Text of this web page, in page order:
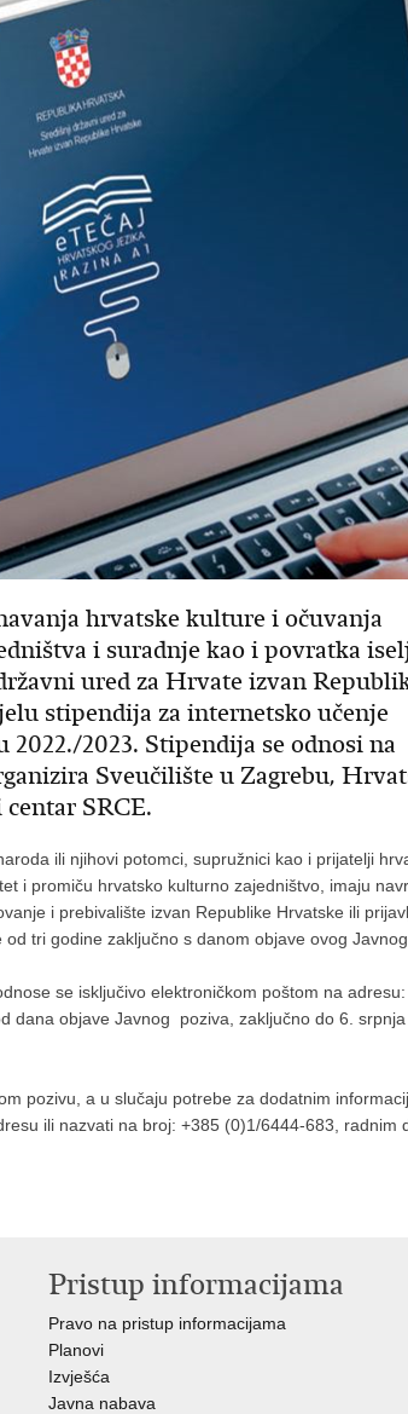
hrvatske kulture i očuvanja
i suradnje kao i povratka
ured za Hrvate izvan
stipendija za internetsko učenje
2023. Stipendija se odnosi na
Sveučilište u Zagrebu,
SRCE.
ili njihovi potomci, supružnici kao i prijatelji
i promiču hrvatsko kulturno zajedništvo, imaju
i prebivalište izvan Republike Hrvatske ili
tri godine zaključno s danom objave ovog Javnog
se isključivo elektroničkom poštom na adresu:
dana objave Javnog poziva, zaključno do 6. srpnja
pozivu, a u slučaju potrebe za dodatnim
ili nazvati na broj: +385 (0)1/6444-683, radnim
Pristup informacijama
Pravo na pristup informacijama
Planovi
Izvješća
Javna nabava